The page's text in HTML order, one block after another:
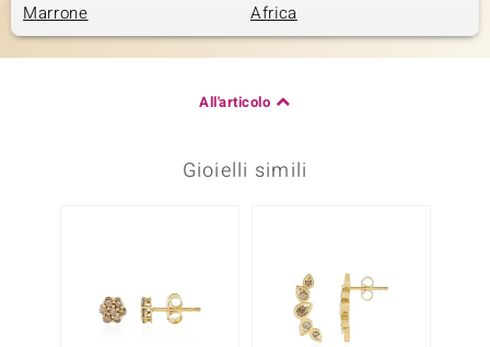
Marrone Africa
All'articolo
Gioielli simili